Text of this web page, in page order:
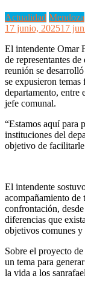
Actualidad Mendoza
17 junio, 202517
El intendente Omar
de representantes
reunión se
se expusieron
departamento, entre
jefe comunal.
“Estamos aquí para
instituciones del
objetivo de
El intendente
acompañamiento de
confrontación,
diferencias que
objetivos comunes
Sobre el proyecto
un tema para
la vida a los